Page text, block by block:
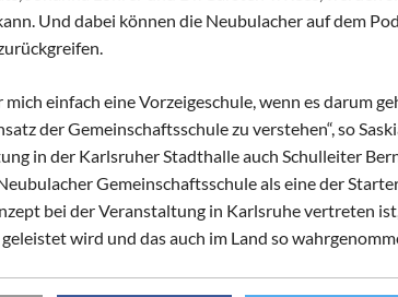
Und dabei können die Neubulacher auf dem
mich einfach eine Vorzeigeschule, wenn es darum
der Gemeinschaftsschule zu verstehen“, so
in der Karlsruher Stadthalle auch Schulleiter
Neubulacher Gemeinschaftsschule als eine der
bei der Veranstaltung in Karlsruhe vertreten
wird und das auch im Land so